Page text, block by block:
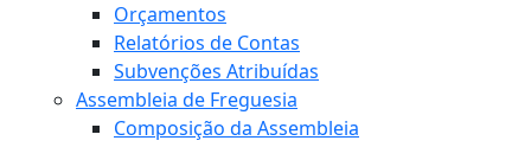
Orçamentos
Relatórios de Contas
Subvenções Atribuídas
Assembleia de Freguesia
Composição da Assembleia